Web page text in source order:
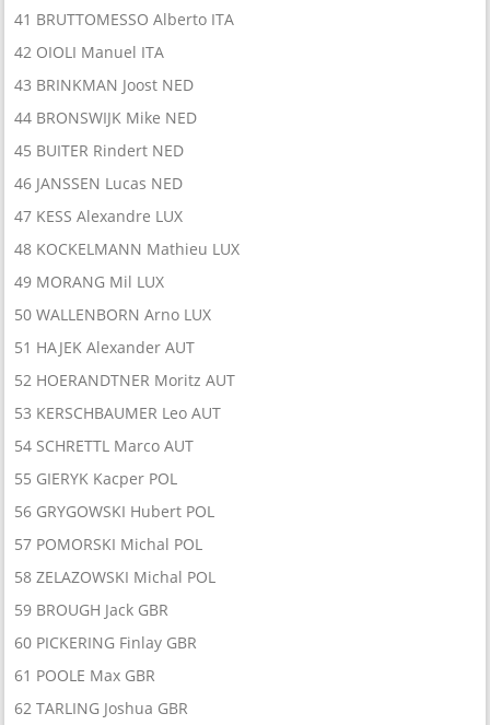
41 BRUTTOMESSO Alberto ITA
42 OIOLI Manuel ITA
43 BRINKMAN Joost NED
44 BRONSWIJK Mike NED
45 BUITER Rindert NED
46 JANSSEN Lucas NED
47 KESS Alexandre LUX
48 KOCKELMANN Mathieu LUX
49 MORANG Mil LUX
50 WALLENBORN Arno LUX
51 HAJEK Alexander AUT
52 HOERANDTNER Moritz AUT
53 KERSCHBAUMER Leo AUT
54 SCHRETTL Marco AUT
55 GIERYK Kacper POL
56 GRYGOWSKI Hubert POL
57 POMORSKI Michal POL
58 ZELAZOWSKI Michal POL
59 BROUGH Jack GBR
60 PICKERING Finlay GBR
61 POOLE Max GBR
62 TARLING Joshua GBR